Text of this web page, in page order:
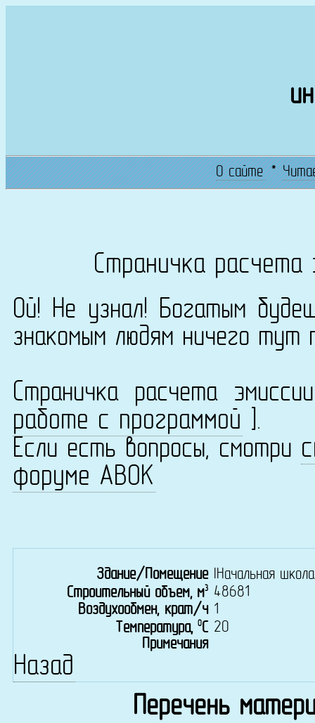
О сайте*
Страничка
Ой! Не узнал! Богатым
знакомым людям ничего тут
Страничка расчета
работе с программой ].
Если есть вопросы, смотри
форуме АВОК
Здание/Помещение IНачальная
Строительный объем, м3
48681
Воздухообмен, крат/ч 1
Температура, 0C 20
Примечания
Назад
Перечень